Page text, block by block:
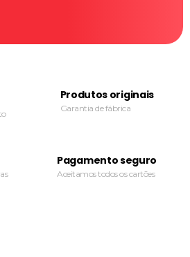
Produtos originais
Garantia de fábrica
Pagamento seguro
Aceitamos todos os cartões